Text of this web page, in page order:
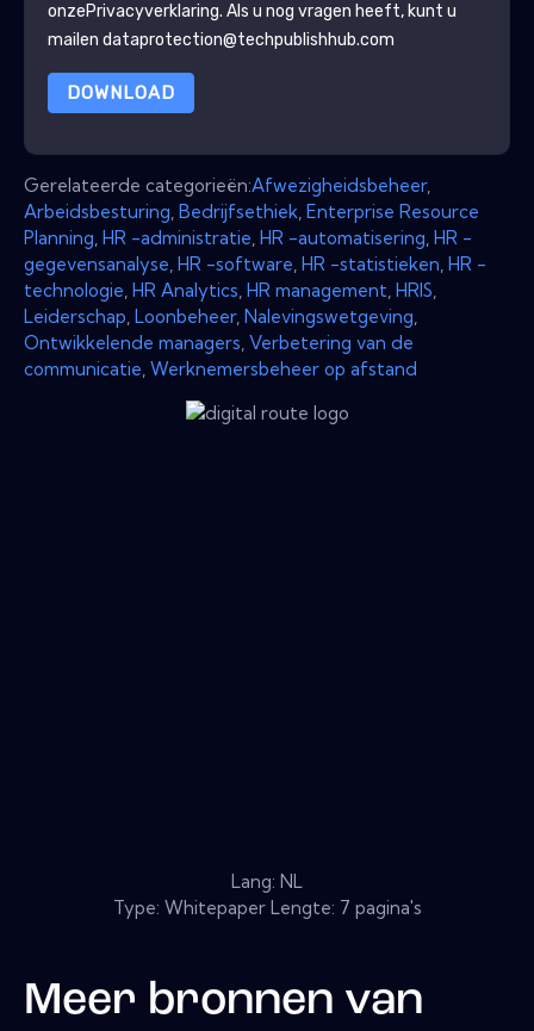
onzePrivacyverklaring. Als u nog vragen heeft, kunt u
mailen dataprotection@techpublishhub.com
DOWNLOAD
Gerelateerde categorieën:Afwezigheidsbeheer,
Arbeidsbesturing Bedrijfsethiek Enterprise Resource
Planning HR -administratie HR -automatisering HR -
gegevensanalyse HR -software HR -statistieken HR -
technologie HR Analytics HR management HRIS
Leiderschap Loonbeheer, Nalevingswetgeving
Ontwikkelende managers Verbetering van de
communicatie Werknemersbeheer op afstand
Lang: NL
Type: Whitepaper Lengte: 7 pagina's
Meer bronnen van